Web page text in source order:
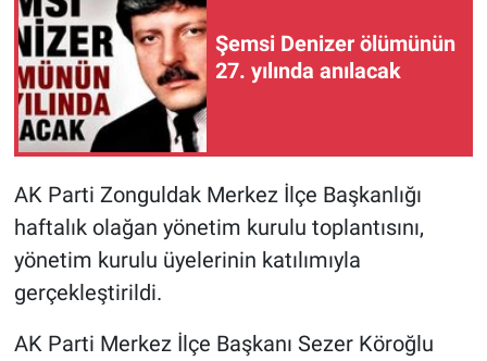
Şemsi Denizer ölümünün
27. yılında anılacak
AK Parti Zonguldak Merkez İlçe Başkanlığı
haftalık olağan yönetim kurulu toplantısını,
yönetim kurulu üyelerinin katılımıyla
gerçekleştirildi.
AK Parti Merkez İlçe Başkanı Sezer Köroğlu